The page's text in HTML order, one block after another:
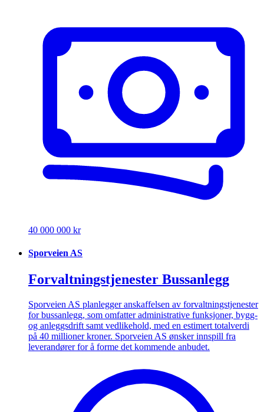
40 000 000 kr
Sporveien AS
Forvaltningstjenester Bussanlegg
Sporveien AS planlegger anskaffelsen av forvaltningstjenester
for bussanlegg, som omfatter administrative funksjoner, bygg-
og anleggsdrift samt vedlikehold, med en estimert totalverdi
på 40 millioner kroner. Sporveien AS ønsker innspill fra
leverandører for å forme det kommende anbudet.